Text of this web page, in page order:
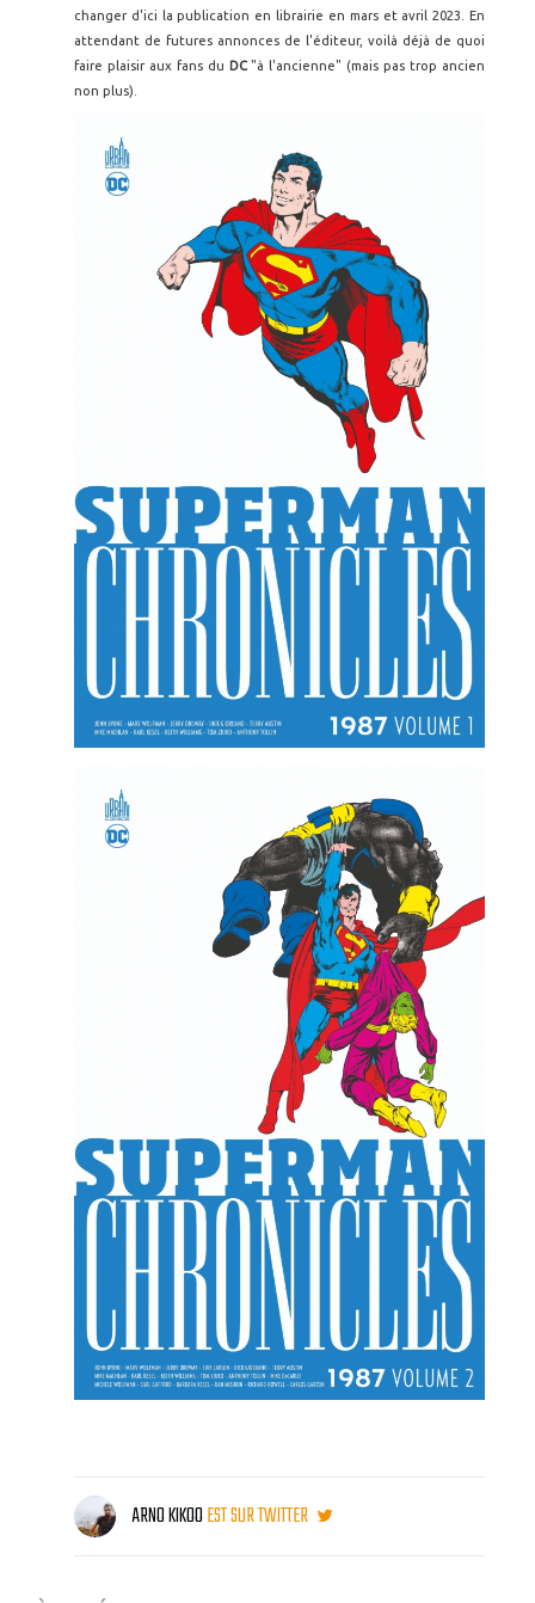
changer d'ici la publication en librairie en mars et avril 2023. En
attendant de futures annonces de l'éditeur, voilà déjà de quoi
faire plaisir aux fans du DC"à l'ancienne" (mais pas trop ancien
non plus).
ARNO KIKOOEST SUR TWITTER